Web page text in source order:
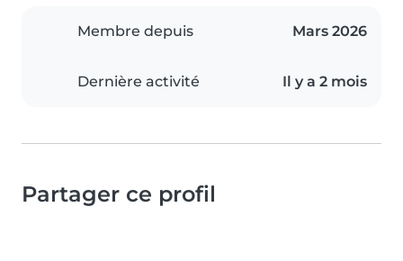
Membre depuis Mars 2026
Dernière activité Il y a 2 mois
Partager ce profil